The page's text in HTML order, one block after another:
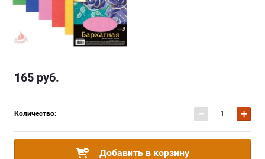
165 руб.
Количество: − +
Добавить в корзину